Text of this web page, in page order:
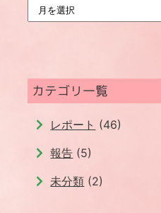
月
カテゴリ一覧
レポート (46)
報告 (5)
未分類 (2)